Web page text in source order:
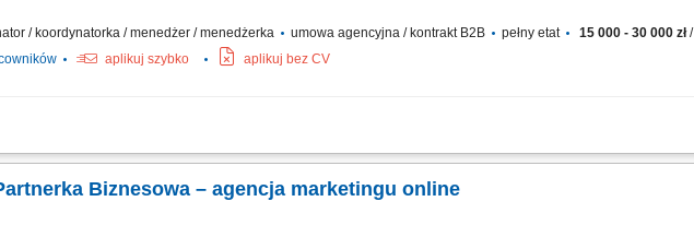
/ koordynatorka / menedżer / menedżerka umowa agencyjna / kontrakt B2B pełny etat 15 000 - 30 000 zł/
aplikuj szybko aplikuj bez CV
działalności w branży marketingu internetowego w oparciu o model franczyzowy; pozyskiwanie klientów
Biznesowa – agencja marketingu online